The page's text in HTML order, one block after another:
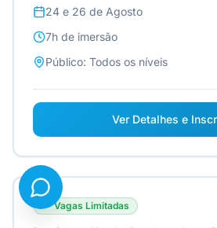
24 e 26 de Agosto
7h de imersão
Público: Todos os níveis
Ver Detalhes e
Vagas Limitadas